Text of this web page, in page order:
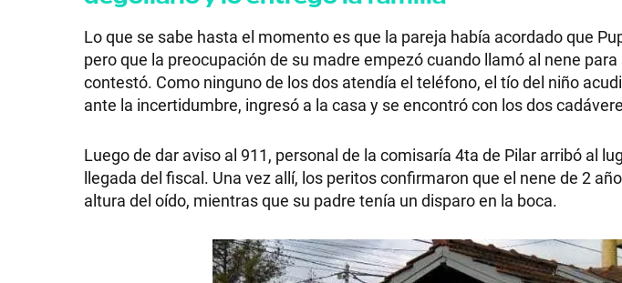
Lo que se sabe hasta el momento es que la pareja había acordado que
pero que la preocupación de su madre empezó cuando llamó al nene
contestó. Como ninguno de los dos atendía el teléfono, el tío del niño
ante la incertidumbre, ingresó a la casa y se encontró con los dos
Luego de dar aviso al 911, personal de la comisaría 4ta de Pilar arribó al
llegada del fiscal. Una vez allí, los peritos confirmaron que el nene de 2
altura del oído, mientras que su padre tenía un disparo en la boca.
TECNOLOGÍA